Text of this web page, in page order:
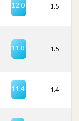
12.0 1.5
11.8 1.5
11.4 1.4